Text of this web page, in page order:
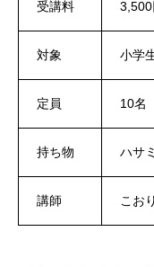
受講料 3,500
対象 小学
定員 10名
持ち物 ハサ
講師 こお